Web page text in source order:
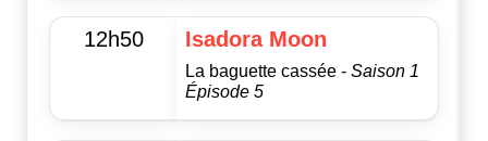
12h50 Isadora Moon
La baguette cassée - Saison 1
Épisode 5